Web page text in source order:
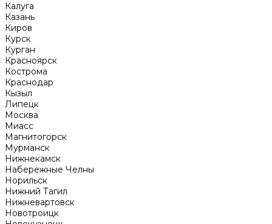
Калуга
Казань
Киров
Курск
Курган
Красноярск
Кострома
Краснодар
Кызыл
Липецк
Москва
Миасс
Магнитогорск
Мурманск
Нижнекамск
Набережные Челны
Норильск
Нижний Тагил
Нижневартовск
Новотроицк